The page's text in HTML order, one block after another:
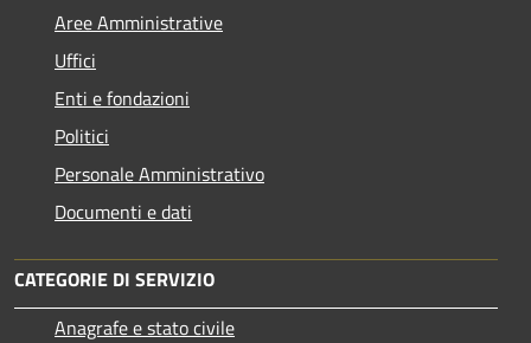
Aree Amministrative
Uffici
Enti e fondazioni
Politici
Personale Amministrativo
Documenti e dati
CATEGORIE DI SERVIZIO
Anagrafe e stato civile